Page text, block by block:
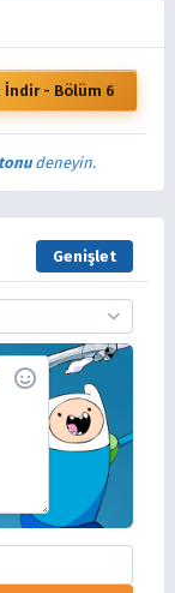
İndir - Bölüm 6
deneyin.
Genişlet